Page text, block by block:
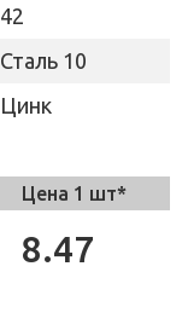
42
Сталь 10
Цинк
Цена 1 шт*
8.47